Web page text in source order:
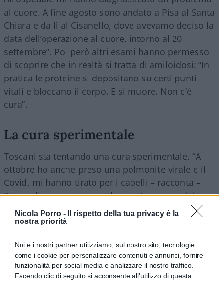
Nicola Porro -
Il rispetto della tua privacy è la
nostra priorità
Noi e i nostri partner utilizziamo, sul nostro sito, tecnologie
come i cookie per personalizzare contenuti e annunci, fornire
funzionalità per social media e analizzare il nostro traffico.
Facendo clic di seguito si acconsente all'utilizzo di questa
al cuore. A fine agosto sono andato a Pisa al Santa
Chiara e da lì al Cisanello, dove avevamo deciso la
data dell’operazione al cuore, intorno al 20
settembre”. Poi però altri esami hanno permesso
di scoprire che in realtà si tratta di amiloidosi: “In
pratica le proteine si depositano su certi punti
vitali e bloccano il corpo. E si muore. Non c’è
cura”.
La cura sperimentale
Toscani sta tentando una cura sperimentale. “A
ottobre ho anche preso una polmonite virale e il
Covid, mi hanno tirato per i capelli – racconta –
Penso di essere stato anche morto, per qualche
minuto: ricordo una cosa astratta di colori un po’
psichedelici. Quando sto male e ho la febbre
ho perso 40 chili. Neppure il vino riesco più a
bere: il sapore è alterato dai medicinali”.